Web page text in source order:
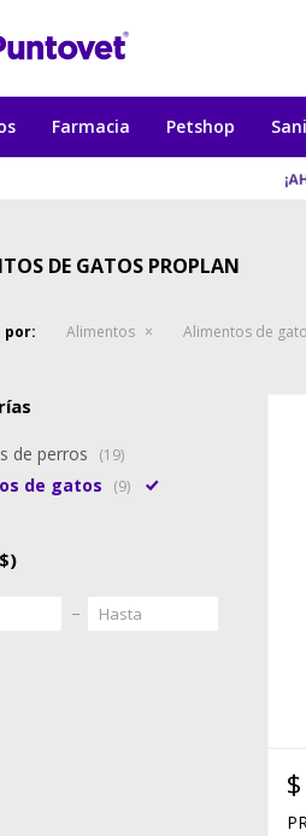
Farmacia Petshop
DE GATOS PROPLAN
por: Alimentos Alimentos de
$
de perros (19)
de gatos (9)